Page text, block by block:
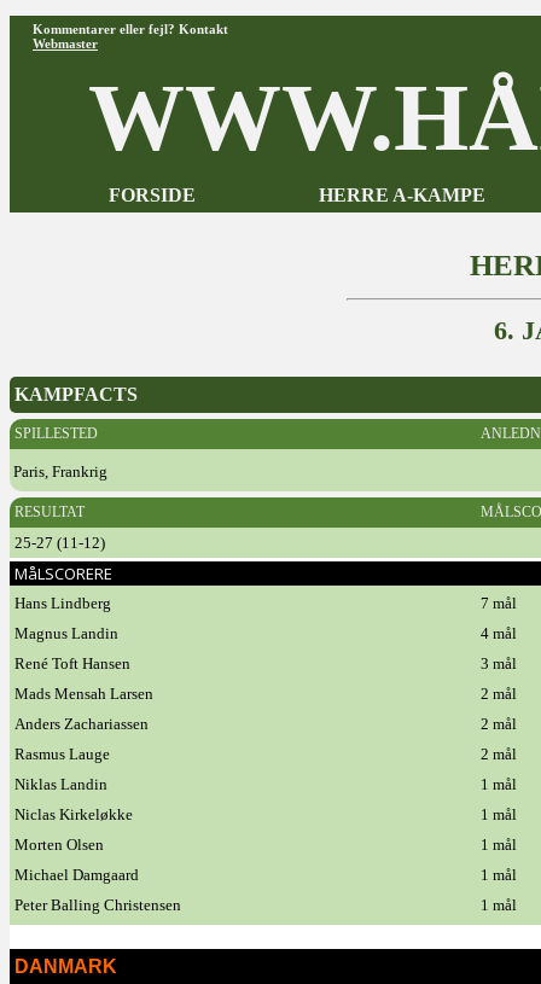
Kommentarer eller fejl? Kontakt
Webmaster
FORSIDE HERRE A-KAMPE
6.
KAMPFACTS
SPILLESTED
Paris, Frankrig
RESULTAT
25-27 (11-12)
MåLSCORERE
Hans Lindberg
7 mål
Magnus Landin
4 mål
René Toft Hansen
3 mål
Mads Mensah Larsen
2 mål
Anders Zachariassen
2 mål
Rasmus Lauge
2 mål
Niklas Landin
1 mål
Niclas Kirkeløkke
1 mål
Morten Olsen
1 mål
Michael Damgaard
1 mål
Peter Balling Christensen
1 mål
DANMARK